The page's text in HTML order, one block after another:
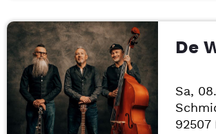
De
Sa,
92507